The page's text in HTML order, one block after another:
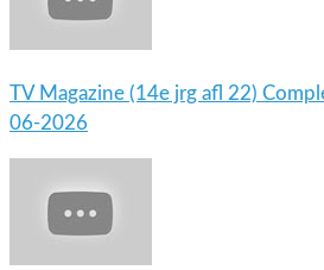
TV Magazine (14e jrg afl 22)
06-2026